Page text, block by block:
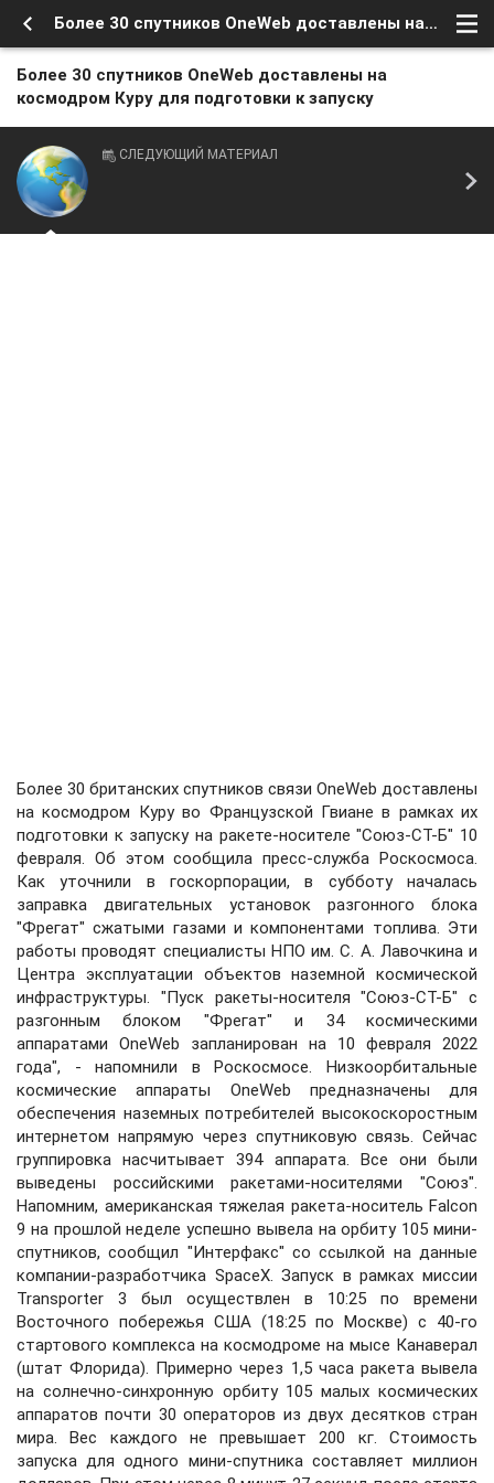
Более 30 спутников OneWeb доставлены на космодром Куру для подготовки к запуску
Более 30 спутников OneWeb доставлены на
космодром Куру для подготовки к запуску
СЛЕДУЮЩИЙ МАТЕРИАЛ
Более 30 британских спутников связи OneWeb доставлены
на космодром Куру во Французской Гвиане в рамках их
подготовки к запуску на ракете-носителе "Союз-СТ-Б" 10
февраля. Об этом сообщила пресс-служба Роскосмоса.
Как уточнили в госкорпорации, в субботу началась
заправка двигательных установок разгонного блока
"Фрегат" сжатыми газами и компонентами топлива. Эти
работы проводят специалисты НПО им. С. А. Лавочкина и
Центра эксплуатации объектов наземной космической
инфраструктуры. "Пуск ракеты-носителя "Союз-СТ-Б" с
разгонным блоком "Фрегат" и 34 космическими
аппаратами OneWeb запланирован на 10 февраля 2022
года", - напомнили в Роскосмосе. Низкоорбитальные
космические аппараты OneWeb предназначены для
обеспечения наземных потребителей высокоскоростным
интернетом напрямую через спутниковую связь. Сейчас
группировка насчитывает 394 аппарата. Все они были
выведены российскими ракетами-носителями "Союз".
Напомним, американская тяжелая ракета-носитель Falcon
9 на прошлой неделе успешно вывела на орбиту 105 мини-
спутников, сообщил "Интерфакс" со ссылкой на данные
компании-разработчика SpaceX. Запуск в рамках миссии
Transporter 3 был осуществлен в 10:25 по времени
Восточного побережья США (18:25 по Москве) с 40-го
стартового комплекса на космодроме на мысе Канаверал
(штат Флорида). Примерно через 1,5 часа ракета вывела
на солнечно-синхронную орбиту 105 малых космических
аппаратов почти 30 операторов из двух десятков стран
мира. Вес каждого не превышает 200 кг. Стоимость
запуска для одного мини-спутника составляет миллион